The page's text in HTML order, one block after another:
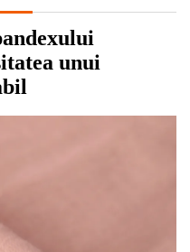
unui